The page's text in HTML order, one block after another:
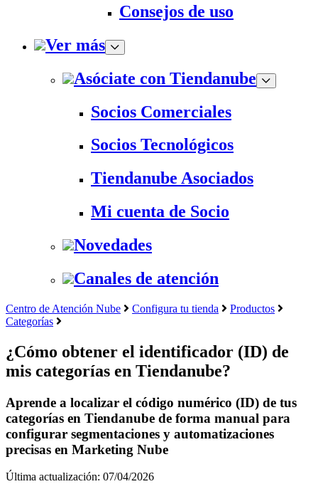
Consejos de uso
Ver más
Asóciate con Tiendanube
Socios Comerciales
Socios Tecnológicos
Tiendanube Asociados
Mi cuenta de Socio
Novedades
Canales de atención
Centro de Atención Nube Configura tu tienda
Productos
Categorías
¿Cómo obtener el identificador (ID) de
mis categorías en Tiendanube?
Aprende a localizar el código numérico (ID) de tus
categorías en Tiendanube de forma manual para
configurar segmentaciones y automatizaciones
precisas en Marketing Nube
Última actualización: 07/04/2026